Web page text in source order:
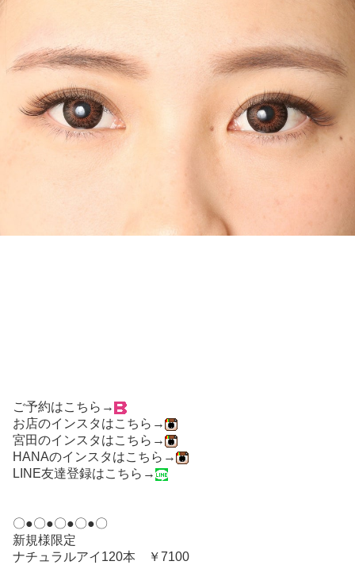
ご予約はこちら→
お店のインスタはこちら→
宮田のインスタはこちら→
HANAのインスタはこちら→
LINE友達登録はこちら→
〇●〇●〇●〇●〇
新規様限定
ナチュラルアイ120本 ￥7100